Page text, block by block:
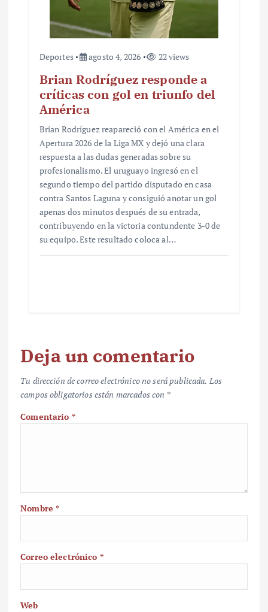
Deportes agosto 4, 2026 22 views
Brian Rodríguez responde a
críticas con gol en triunfo del
América
Brian Rodríguez reapareció con el América en el
Apertura 2026 de la Liga MX y dejó una clara
respuesta a las dudas generadas sobre su
profesionalismo. El uruguayo ingresó en el
segundo tiempo del partido disputado en casa
contra Santos Laguna y consiguió anotar un gol
apenas dos minutos después de su entrada,
contribuyendo en la victoria contundente 3-0 de
su equipo. Este resultado coloca al…
Deja un comentario
Tu dirección de correo electrónico no será publicada. Los
campos obligatorios están marcados con *
Comentario *
Nombre*
Correo electrónico *
Web